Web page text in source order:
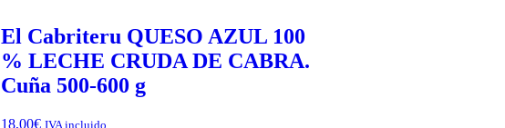
El Cabriteru QUESO AZUL 100
% LECHE CRUDA DE CABRA.
Cuña 500-600 g
18,00€ IVA incluido